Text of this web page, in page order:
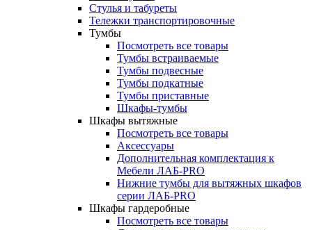
Стулья и табуреты
Тележки транспортировочные
Тумбы
Посмотреть все товары
Тумбы встраиваемые
Тумбы подвесные
Тумбы подкатные
Тумбы приставные
Шкафы-тумбы
Шкафы вытяжные
Посмотреть все товары
Аксессуары
Дополнительная комплектация к
Мебели ЛАБ-PRO
Нижние тумбы для вытяжных шкафов
серии ЛАБ-PRO
Шкафы гардеробные
Посмотреть все товары